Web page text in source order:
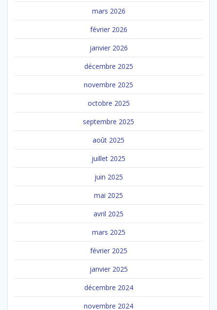
mars 2026
février 2026
janvier 2026
décembre 2025
novembre 2025
octobre 2025
septembre 2025
août 2025
juillet 2025
juin 2025
mai 2025
avril 2025
mars 2025
février 2025
janvier 2025
décembre 2024
novembre 2024